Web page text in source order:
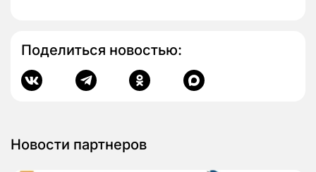
Поделиться новостью:
Новости партнеров